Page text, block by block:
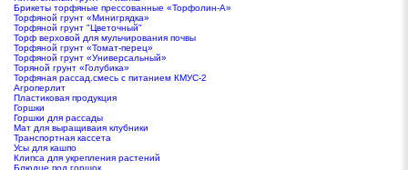
Брикеты торфяные прессованные «Торфолин-А»
Торфяной грунт «Минигрядка»
Торфяной грунт "Цветочный"
Торф верховой для мульчирования почвы
Торфяной грунт «Томат-перец»
Торфяной грунт «Универсальный»
Торяной грунт «Голубика»
Торфяная рассад.смесь с питанием КМУС-2
Агроперлит
Пластиковая продукция
Горшки
Горшки для рассады
Мат для выращиваия клубники
Транспортная кассета
Усы для кашпо
Клипса для укрепления растений
Блюдце под горшок